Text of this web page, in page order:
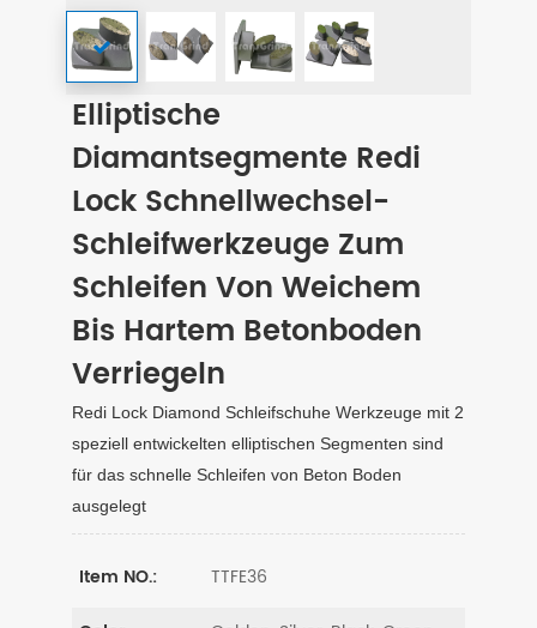
Elliptische
Diamantsegmente Redi
Lock Schnellwechsel-
Schleifwerkzeuge Zum
Schleifen Von Weichem
Bis Hartem Betonboden
Verriegeln
Redi Lock Diamond Schleifschuhe Werkzeuge mit 2
speziell entwickelten elliptischen Segmenten sind
für das schnelle Schleifen von Beton Boden
ausgelegt
Item NO.: TTFE36